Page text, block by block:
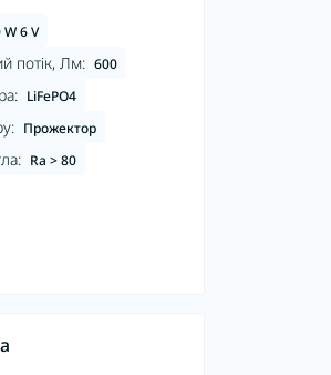
6 V
потік, Лм: 600
LiFePO4
Прожектор
Ra > 80